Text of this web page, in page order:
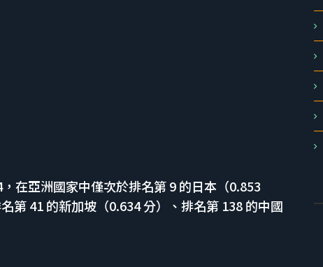
在亞洲國家中僅次於排名第 9 的日本（0.853
第 41 的新加坡（0.634 分）、排名第 138 的中國